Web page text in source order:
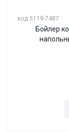
код 5119-7487
Бойлер